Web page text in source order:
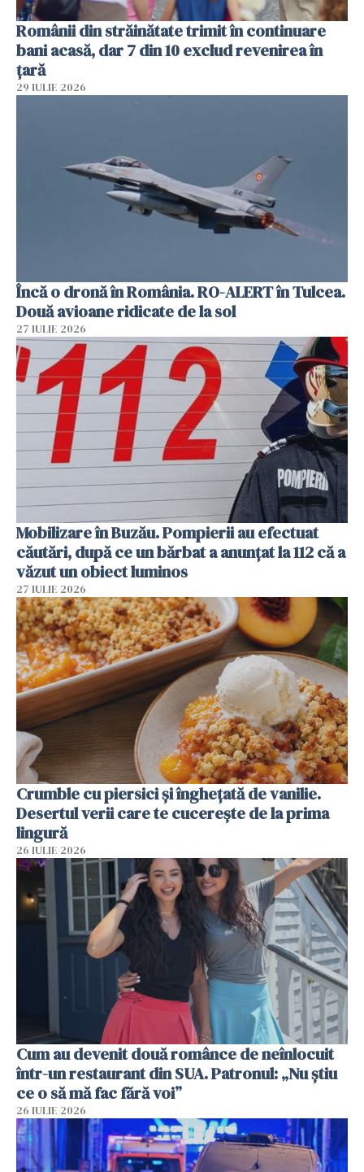
Românii din străinătate trimit în continuare
bani acasă, dar 7 din 10 exclud revenirea în
țară
29 IULIE 2026
Încă o dronă în România. RO-ALERT în Tulcea.
Două avioane ridicate de la sol
27 IULIE 2026
Mobilizare în Buzău. Pompierii au efectuat
căutări, după ce un bărbat a anunțat la 112 că a
văzut un obiect luminos
27 IULIE 2026
Crumble cu piersici și înghețată de vanilie.
Desertul verii care te cucerește de la prima
lingură
26 IULIE 2026
Cum au devenit două românce de neînlocuit
într-un restaurant din SUA. Patronul: „Nu știu
ce o să mă fac fără voi”
26 IULIE 2026